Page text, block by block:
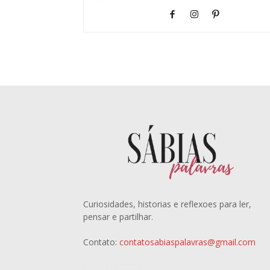
Curiosidades, historias e reflexoes para ler,
pensar e partilhar.
Contato: contatosabiaspalavras@gmail.com